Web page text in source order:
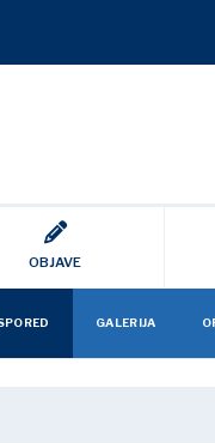
OBJAVE
GALERIJA